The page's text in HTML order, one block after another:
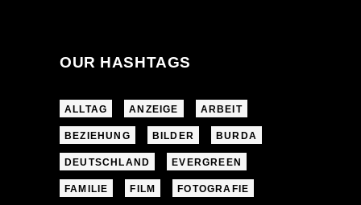
OUR HASHTAGS
ALLTAG ANZEIGE ARBEIT
BEZIEHUNG BILDER BURDA
DEUTSCHLAND EVERGREEN
FAMILIE FILM FOTOGRAFIE